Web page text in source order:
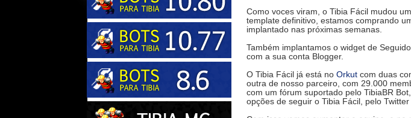
Como voces viram, o Tibia Fácil mudou
template definitivo, estamos comprando
implantado nas próximas semanas.
Também implantamos o widget de
com a sua conta Blogger.
O Tibia Fácil já está no Orkutcom duas
outra de nosso parceiro, com 29.000
com um fórum suportado pelo TibiaBR
opções de seguir o Tibia Fácil, pelo